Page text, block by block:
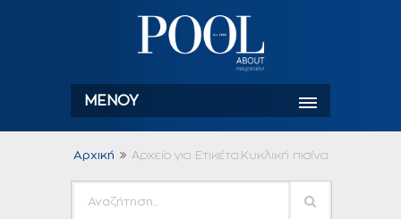
ΜΕΝΟΎ
Αρχική Αρχείο για Ετικέτα:Κυκλική πισίνα